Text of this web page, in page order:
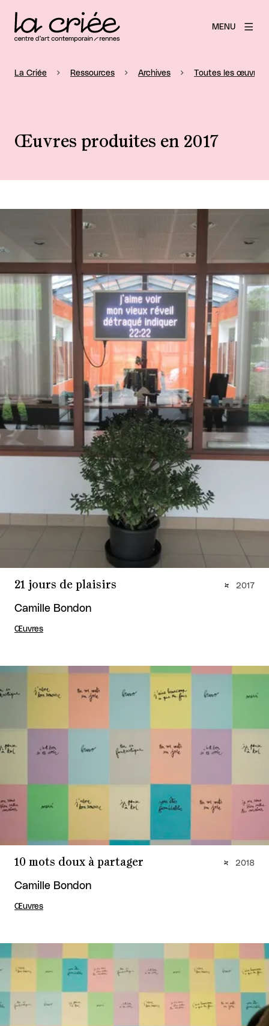
MENU
La Criée Ressources Archives Toutes les œuvres
Œuvres produites en 2017
21 jours de plaisirs
Camille Bondon
Œuvres
2017
10 mots doux à partager
Camille Bondon
Œuvres
2018